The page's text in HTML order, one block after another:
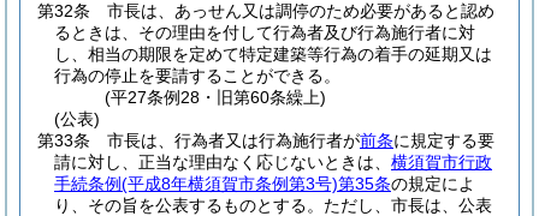
第32条
市長は、あっせん又は調停のため必要があると認め
るときは、その理由を付して行為者及び行為施行者に対
し、相当の期限を定めて特定建築等行為の着手の延期又は
行為の停止を要請することができる。
(平27条例28・旧第60条繰上)
(公表)
第33条
市長は、行為者又は行為施行者が前条に規定する要
請に対し、正当な理由なく応じないときは、 横須賀市行政
手続条例(平成8年横須賀市条例第3号)第35条の規定によ
り、その旨を公表するものとする。 ただし、市長は、公表